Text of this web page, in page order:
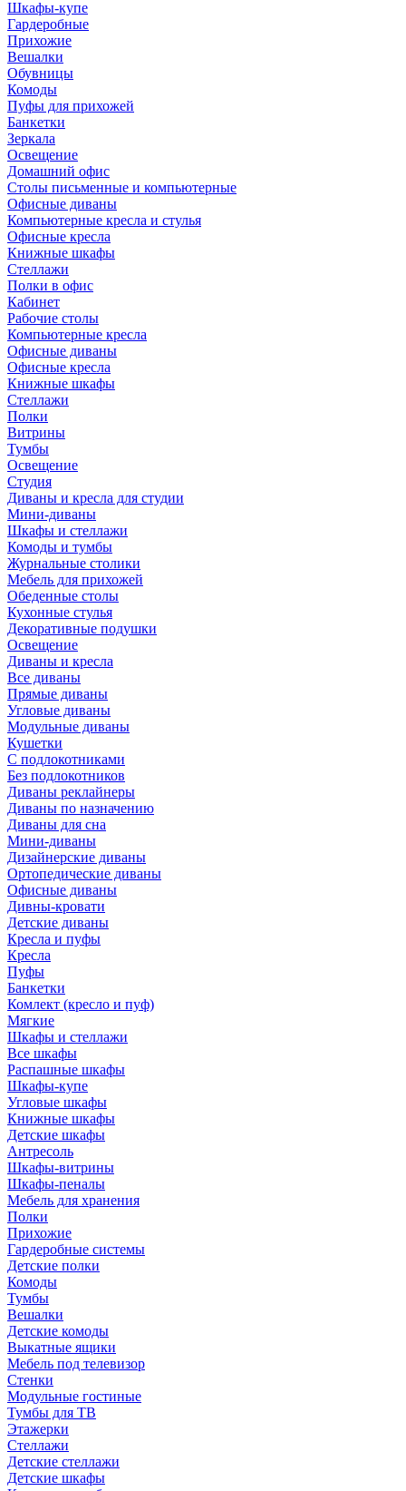
Шкафы-купе
Гардеробные
Прихожие
Вешалки
Обувницы
Комоды
Пуфы для прихожей
Банкетки
Зеркала
Освещение
Домашний офис
Столы письменные и компьютерные
Офисные диваны
Компьютерные кресла и стулья
Офисные кресла
Книжные шкафы
Стеллажи
Полки в офис
Кабинет
Рабочие столы
Компьютерные кресла
Офисные диваны
Офисные кресла
Книжные шкафы
Стеллажи
Полки
Витрины
Тумбы
Освещение
Студия
Диваны и кресла для студии
Мини-диваны
Шкафы и стеллажи
Комоды и тумбы
Журнальные столики
Мебель для прихожей
Обеденные столы
Кухонные стулья
Декоративные подушки
Освещение
Диваны и кресла
Все диваны
Прямые диваны
Угловые диваны
Модульные диваны
Кушетки
С подлокотниками
Без подлокотников
Диваны реклайнеры
Диваны по назначению
Диваны для сна
Мини-диваны
Дизайнерские диваны
Ортопедические диваны
Офисные диваны
Дивны-кровати
Детские диваны
Кресла и пуфы
Кресла
Пуфы
Банкетки
Комлект (кресло и пуф)
Мягкие
Шкафы и стеллажи
Все шкафы
Распашные шкафы
Шкафы-купе
Угловые шкафы
Книжные шкафы
Детские шкафы
Антресоль
Шкафы-витрины
Шкафы-пеналы
Мебель для хранения
Полки
Прихожие
Гардеробные системы
Детские полки
Комоды
Тумбы
Вешалки
Детские комоды
Выкатные ящики
Мебель под телевизор
Стенки
Модульные гостиные
Тумбы для ТВ
Этажерки
Стеллажи
Детские стеллажи
Детские шкафы